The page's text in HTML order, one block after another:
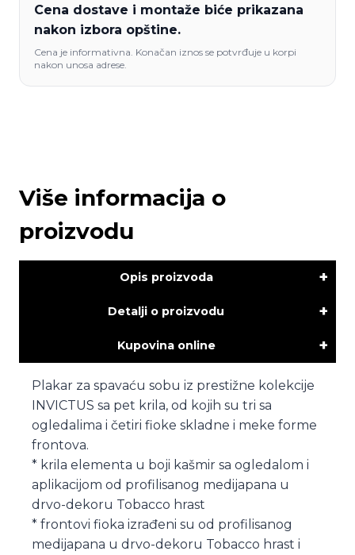
Cena dostave i montaže biće prikazana
nakon izbora opštine.
Cena je informativna. Konačan iznos se potvrđuje u korpi
nakon unosa adrese.
Više informacija o
proizvodu
Opis proizvoda
Detalji o proizvodu
Kupovina online
Plakar za spavaću sobu iz prestižne kolekcije
INVICTUS sa pet krila, od kojih su tri sa
ogledalima i četiri fioke skladne i meke forme
frontova.
* krila elementa u boji kašmir sa ogledalom i
aplikacijom od profilisanog medijapana u
drvo-dekoru Tobacco hrast
* frontovi fioka izrađeni su od profilisanog
medijapana u drvo-dekoru Tobacco hrast i